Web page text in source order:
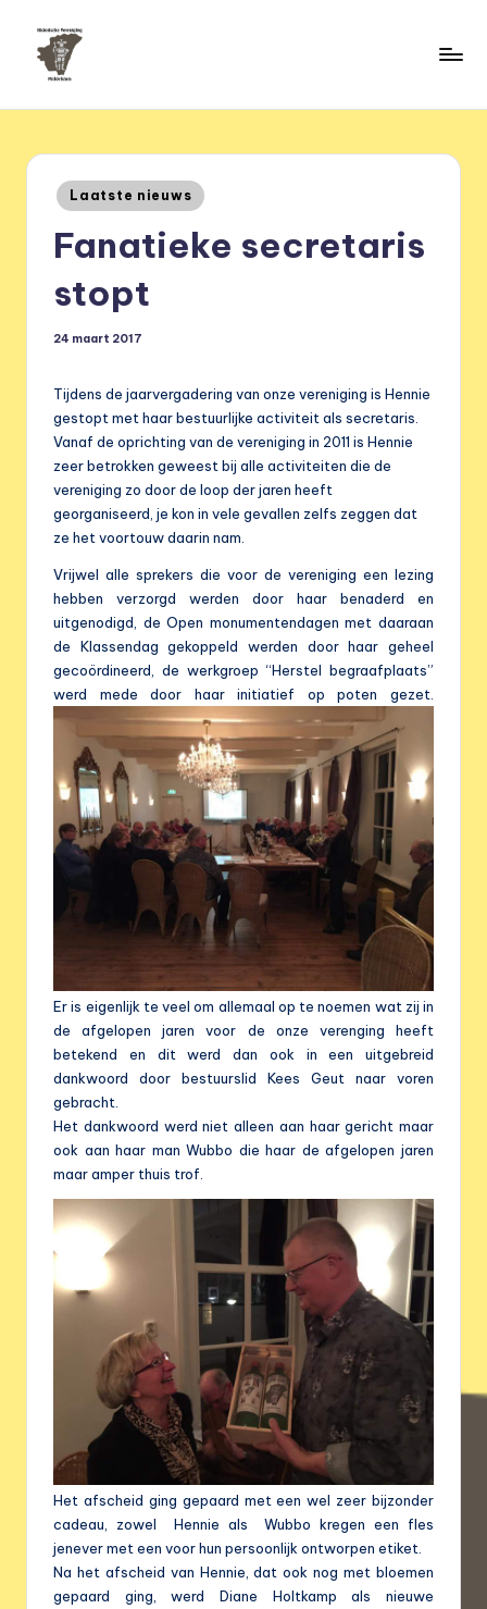
Geplaatst
in
Laatste nieuws
Fanatieke secretaris
stopt
24 maart 2017
Tijdens de jaarvergadering van onze vereniging is Hennie
gestopt met haar bestuurlijke activiteit als secretaris.
Vanaf de oprichting van de vereniging in 2011 is Hennie
zeer betrokken geweest bij alle activiteiten die de
vereniging zo door de loop der jaren heeft
georganiseerd, je kon in vele gevallen zelfs zeggen dat
ze het voortouw daarin nam.
Vrijwel alle sprekers die voor de vereniging een lezing
hebben verzorgd werden door haar benaderd en
uitgenodigd, de Open monumentendagen met daaraan
de Klassendag gekoppeld werden door haar geheel
gecoördineerd, de werkgroep “Herstel begraafplaats”
werd mede door haar initiatief op poten gezet.
Er is eigenlijk te veel om allemaal op te noemen wat zij in
de afgelopen jaren voor de onze verenging heeft
betekend en dit werd dan ook in een uitgebreid
dankwoord door bestuurslid Kees Geut naar voren
gebracht.
Het dankwoord werd niet alleen aan haar gericht maar
ook aan haar man Wubbo die haar de afgelopen jaren
maar amper thuis trof.
Het afscheid ging gepaard met een wel zeer bijzonder
cadeau, zowel Hennie als Wubbo kregen een fles
jenever met een voor hun persoonlijk ontworpen etiket.
Na het afscheid van Hennie, dat ook nog met bloemen
gepaard ging, werd Diane Holtkamp als nieuwe